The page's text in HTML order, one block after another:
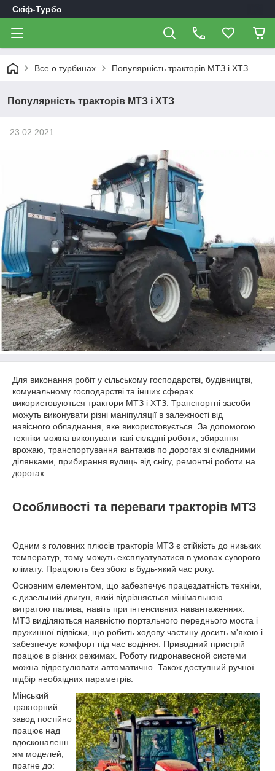
Скіф-Турбо
Все о турбинах Популярність тракторів МТЗ і ХТЗ
Популярність тракторів МТЗ і ХТЗ
23.02.2021
Для виконання робіт у сільському господарстві, будівництві,
комунальному господарстві та інших сферах
використовуються трактори МТЗ і ХТЗ. Транспортні засоби
можуть виконувати різні маніпуляції в залежності від
навісного обладнання, яке використовується. За допомогою
техніки можна виконувати такі складні роботи, збирання
врожаю, транспортування вантажів по дорогах зі складними
ділянками, прибирання вулиць від снігу, ремонтні роботи на
дорогах.
Особливості та переваги тракторів МТЗ
Одним з головних плюсів тракторів МТЗ є стійкість до низьких
температур, тому можуть експлуатуватися в умовах суворого
клімату. Працюють без збою в будь-який час року.
Основним елементом, що забезпечує працездатність техніки,
є дизельний двигун, який відрізняється мінімальною
витратою палива, навіть при інтенсивних навантаженнях.
МТЗ виділяються наявністю портального переднього моста і
пружинної підвіски, що робить ходову частину досить м'якою і
забезпечує комфорт під час водіння. Приводний пристрій
працює в різних режимах. Роботу гидронавесной системи
можна відрегулювати автоматично. Також доступний ручної
підбір необхідних параметрів.
Мінський
тракторний
завод постійно
працює над
вдосконаленн
ям моделей,
прагне до: